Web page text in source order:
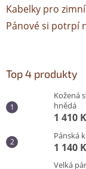
Kabelky pro
Pánové si potrpí
Top 4 produkty
Kožená
hnědá
1 410
Pánská
1 140
Velká